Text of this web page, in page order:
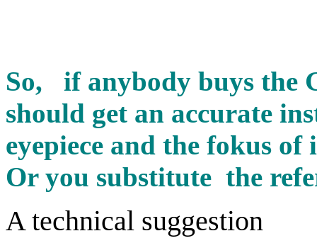
So, if anybody buys the
should get an accurate
eyepiece and the fokus of
Or you substitute the
A technical suggestion